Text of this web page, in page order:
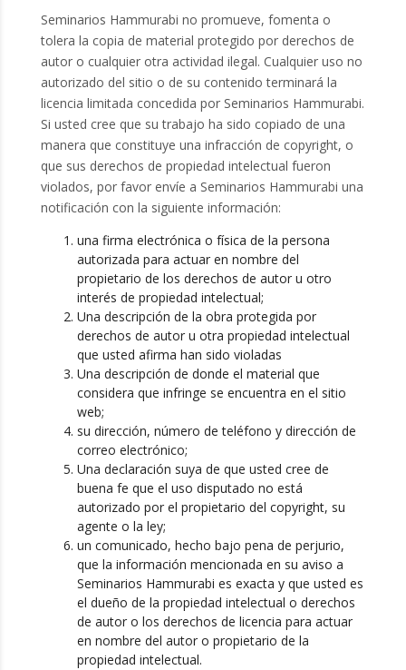
Seminarios Hammurabi no promueve, fomenta o
tolera la copia de material protegido por derechos de
autor o cualquier otra actividad ilegal. Cualquier uso no
autorizado del sitio o de su contenido terminará la
licencia limitada concedida por Seminarios Hammurabi.
Si usted cree que su trabajo ha sido copiado de una
manera que constituye una infracción de copyright, o
que sus derechos de propiedad intelectual fueron
violados, por favor envíe a Seminarios Hammurabi una
notificación con la siguiente información:
una firma electrónica o física de la persona
autorizada para actuar en nombre del
propietario de los derechos de autor u otro
interés de propiedad intelectual;
Una descripción de la obra protegida por
derechos de autor u otra propiedad intelectual
que usted afirma han sido violadas
Una descripción de donde el material que
considera que infringe se encuentra en el sitio
web;
su dirección, número de teléfono y dirección de
correo electrónico;
Una declaración suya de que usted cree de
buena fe que el uso disputado no está
autorizado por el propietario del copyright, su
agente o la ley;
un comunicado, hecho bajo pena de perjurio,
que la información mencionada en su aviso a
Seminarios Hammurabi es exacta y que usted es
el dueño de la propiedad intelectual o derechos
de autor o los derechos de licencia para actuar
en nombre del autor o propietario de la
propiedad intelectual.